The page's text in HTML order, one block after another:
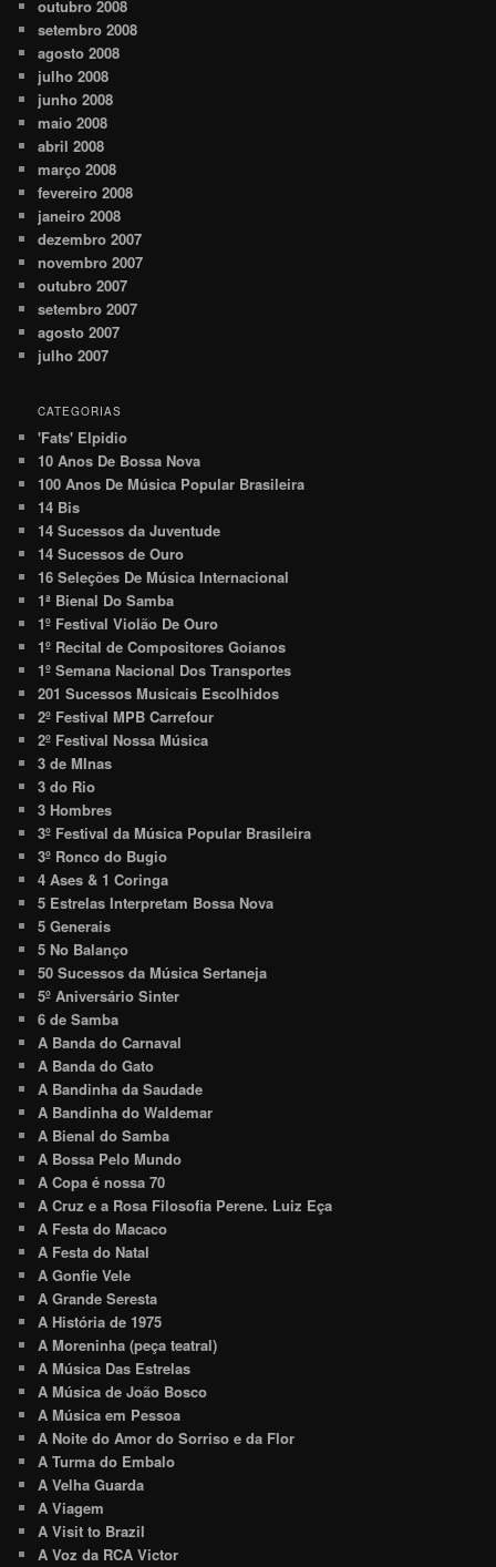
outubro 2008
setembro 2008
agosto 2008
julho 2008
junho 2008
maio 2008
abril 2008
março 2008
fevereiro 2008
janeiro 2008
dezembro 2007
novembro 2007
outubro 2007
setembro 2007
agosto 2007
julho 2007
CATEGORIAS
'Fats' Elpidio
10 Anos De Bossa Nova
100 Anos De Música Popular Brasileira
14 Bis
14 Sucessos da Juventude
14 Sucessos de Ouro
16 Seleções De Música Internacional
1ª Bienal Do Samba
1º Festival Violão De Ouro
1º Recital de Compositores Goianos
1º Semana Nacional Dos Transportes
201 Sucessos Musicais Escolhidos
2º Festival MPB Carrefour
2º Festival Nossa Música
3 de MInas
3 do Rio
3 Hombres
3º Festival da Música Popular Brasileira
3º Ronco do Bugio
4 Ases & 1 Coringa
5 Estrelas Interpretam Bossa Nova
5 Generais
5 No Balanço
50 Sucessos da Música Sertaneja
5º Aniversário Sinter
6 de Samba
A Banda do Carnaval
A Banda do Gato
A Bandinha da Saudade
A Bandinha do Waldemar
A Bienal do Samba
A Bossa Pelo Mundo
A Copa é nossa 70
A Cruz e a Rosa Filosofia Perene. Luiz Eça
A Festa do Macaco
A Festa do Natal
A Gonfie Vele
A Grande Seresta
A História de 1975
A Moreninha (peça teatral)
A Música Das Estrelas
A Música de João Bosco
A Música em Pessoa
A Noite do Amor do Sorriso e da Flor
A Turma do Embalo
A Velha Guarda
A Viagem
A Visit to Brazil
A Voz da RCA Victor